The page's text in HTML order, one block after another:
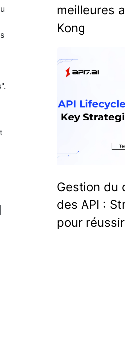
".
meilleures
Kong
Gestion du
des API :
pour réussir